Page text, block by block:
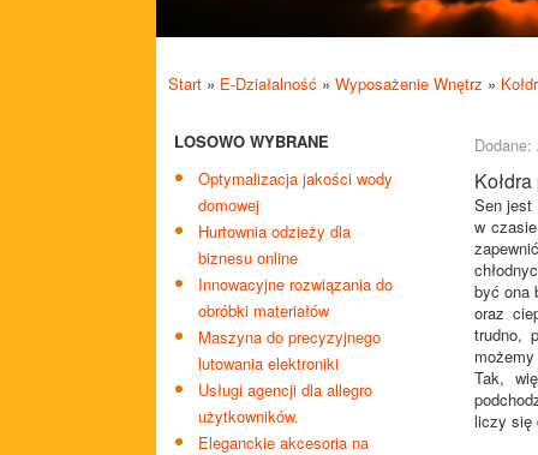
Start » E-Działalność » Wyposażenie Wnętrz »
LOSOWO WYBRANE
Optymalizacja jakości wody
domowej
Hurtownia odzieży dla
biznesu online
Innowacyjne rozwiązania do
obróbki materiałów
Maszyna do precyzyjnego
lutowania elektroniki
Usługi agencji dla allegro
użytkowników.
Eleganckie akcesoria na
Dodane:
Sen jest
w
być ona
oraz
trudno,
Tak,
liczy się